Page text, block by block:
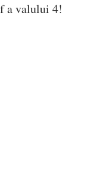
a valului 4!